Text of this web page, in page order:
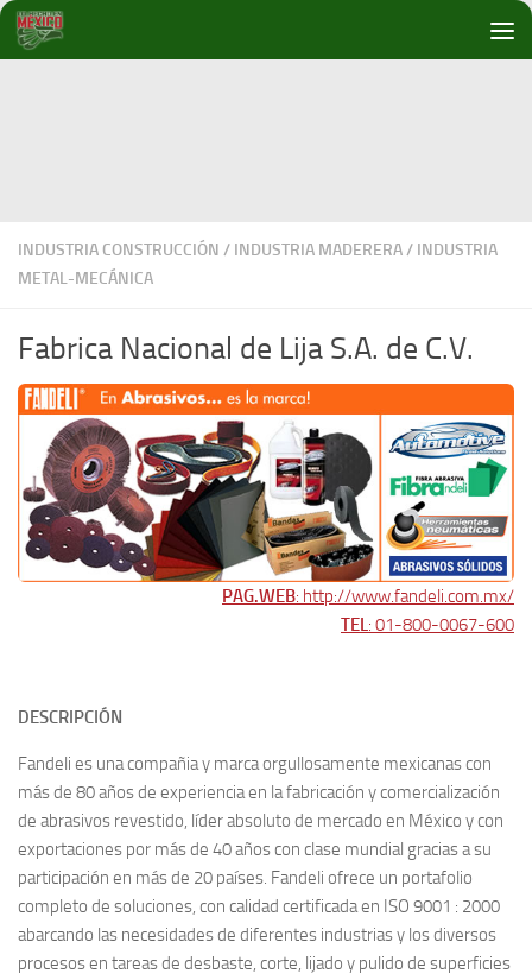
Debajo del contenido
INDUSTRIA CONSTRUCCIÓN / INDUSTRIA MADERERA/ INDUSTRIA
METAL-MECÁNICA
Fabrica Nacional de Lija S.A. de C.V.
PAG.WEB: http://www.fandeli.com.mx/
TEL: 01-800-0067-600
DESCRIPCIÓN
Fandeli es una compañia y marca orgullosamente mexicanas con
más de 80 años de experiencia en la fabricación y comercialización
de abrasivos revestido, líder absoluto de mercado en México y con
exportaciones por más de 40 años con clase mundial gracias a su
participación en más de 20 países. Fandeli ofrece un portafolio
completo de soluciones, con calidad certificada en ISO 9001 : 2000
abarcando las necesidades de diferentes industrias y los diversos
procesos en tareas de desbaste, corte, lijado y pulido de superficies